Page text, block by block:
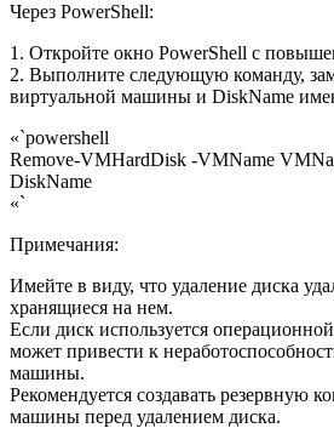
Через PowerShell:
1. Откройте окно PowerShell с
2. Выполните следующую команду,
виртуальной машины и DiskName
«`powershell
Remove-VMHardDisk -VMName
DiskName
«`
Примечания:
Имейте в виду, что удаление диска
хранящиеся на нем.
Если диск используется
может привести к
машины.
Рекомендуется создавать резервную
машины перед удалением диска.